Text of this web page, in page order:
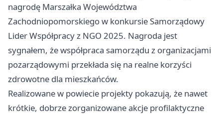
nagrodę Marszałka Województwa
Zachodniopomorskiego w konkursie Samorządowy
Lider Współpracy z NGO 2025. Nagroda jest
sygnałem, że współpraca samorządu z organizacjami
pozarządowymi przekłada się na realne korzyści
zdrowotne dla mieszkańców.
Realizowane w powiecie projekty pokazują, że nawet
krótkie, dobrze zorganizowane akcje profilaktyczne